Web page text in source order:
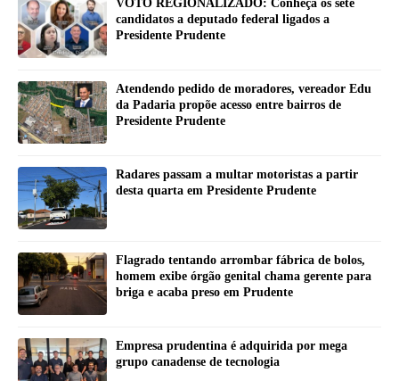
VOTO REGIONALIZADO: Conheça os sete
candidatos a deputado federal ligados a
Presidente Prudente
Atendendo pedido de moradores, vereador Edu
da Padaria propõe acesso entre bairros de
Presidente Prudente
Radares passam a multar motoristas a partir
desta quarta em Presidente Prudente
Flagrado tentando arrombar fábrica de bolos,
homem exibe órgão genital chama gerente para
briga e acaba preso em Prudente
Empresa prudentina é adquirida por mega
grupo canadense de tecnologia